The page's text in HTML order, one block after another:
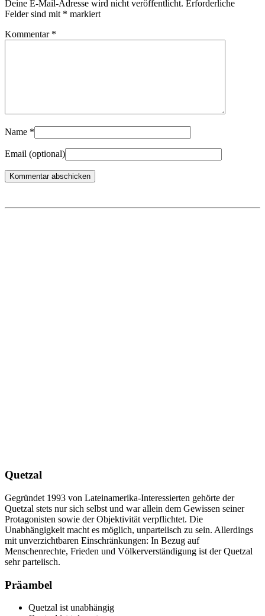
Deine E-Mail-Adresse wird nicht veröffentlicht. Erforderliche
Felder sind mit * markiert
Kommentar *
Name *
Email (optional)
Quetzal
Gegründet 1993 von Lateinamerika-Interessierten gehörte der
Quetzal stets nur sich selbst und war allein dem Gewissen seiner
Protagonisten sowie der Objektivität verpflichtet. Die
Unabhängigkeit macht es möglich, unparteiisch zu sein. Allerdings
mit unverzichtbaren Einschränkungen: In Bezug auf
Menschenrechte, Frieden und Völkerverständigung ist der Quetzal
sehr parteiisch.
Präambel
Quetzal ist unabhängig